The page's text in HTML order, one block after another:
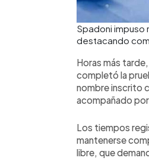
Spadoni impuso
destacando
Horas más
completó la
nombre inscrito
acompañado
Los tiempos
mantenerse
libre, que